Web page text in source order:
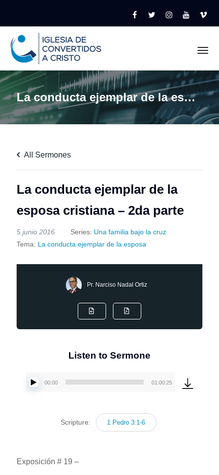
La conducta ejemplar de la esposa cristiana – 2da parte
All Sermones
La conducta ejemplar de la
esposa cristiana – 2da parte
5 junio 2016 Series: Una familia bajo la cruz
Tema: La conducta ejemplar de la esposa
Pr. Narciso Nadal Ortiz
Listen to Sermone
Reproductor
audio
00:00 01:00:25
Scripture: 1 Pedro 3:1-6
Exposición # 19 –